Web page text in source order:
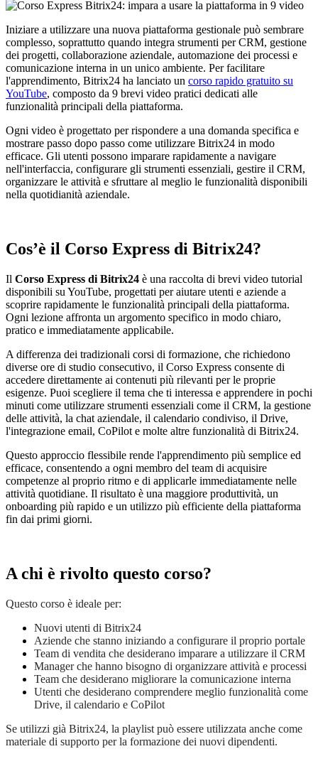
Iniziare a utilizzare una nuova piattaforma gestionale può sembrare
complesso, soprattutto quando integra strumenti per CRM, gestione
dei progetti, collaborazione aziendale, automazione dei processi e
comunicazione interna in un unico ambiente. Per facilitare
l'apprendimento, Bitrix24 ha lanciato un corso rapido gratuito su
YouTube, composto da 9 brevi video pratici dedicati alle
funzionalità principali della piattaforma.
Ogni video è progettato per rispondere a una domanda specifica e
mostrare passo dopo passo come utilizzare Bitrix24 in modo
efficace. Gli utenti possono imparare rapidamente a navigare
nell'interfaccia, configurare gli strumenti essenziali, gestire il CRM,
organizzare le attività e sfruttare al meglio le funzionalità disponibili
nella quotidianità aziendale.
Cos’è il Corso Express di Bitrix24?
Il Corso Express di Bitrix24 è una raccolta di brevi video tutorial
disponibili su YouTube, progettati per aiutare utenti e aziende a
scoprire rapidamente le funzionalità principali della piattaforma.
Ogni lezione affronta un argomento specifico in modo chiaro,
pratico e immediatamente applicabile.
A differenza dei tradizionali corsi di formazione, che richiedono
diverse ore di studio consecutivo, il Corso Express consente di
accedere direttamente ai contenuti più rilevanti per le proprie
esigenze. Puoi scegliere il tema che ti interessa e apprendere in pochi
minuti come utilizzare strumenti essenziali come il CRM, la gestione
delle attività, la chat aziendale, il calendario condiviso, il Drive,
l'integrazione email, CoPilot e molte altre funzionalità di Bitrix24.
Questo approccio flessibile rende l'apprendimento più semplice ed
efficace, consentendo a ogni membro del team di acquisire
competenze al proprio ritmo e di applicarle immediatamente nelle
attività quotidiane. Il risultato è una maggiore produttività, un
onboarding più rapido e un utilizzo più efficiente della piattaforma
fin dai primi giorni.
A chi è rivolto questo corso?
Questo corso è ideale per:
Nuovi utenti di Bitrix24
Aziende che stanno iniziando a configurare il proprio portale
Team di vendita che desiderano imparare a utilizzare il CRM
Manager che hanno bisogno di organizzare attività e processi
Team che desiderano migliorare la comunicazione interna
Utenti che desiderano comprendere meglio funzionalità come
Drive, il calendario e CoPilot
Se utilizzi già Bitrix24, la playlist può essere utilizzata anche come
materiale di supporto per la formazione dei nuovi dipendenti.